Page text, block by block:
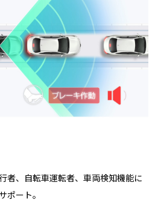
者、自転車運転者、車両検知機能に
ポート。